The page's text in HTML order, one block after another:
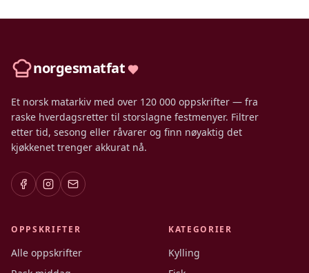
norgesmatfat
Et norsk matarkiv med over 120 000 oppskrifter — fra
raske hverdagsretter til storslagne festmenyer. Filtrer
etter tid, sesong eller råvarer og finn nøyaktig det
kjøkkenet trenger akkurat nå.
OPPSKRIFTER
Alle oppskrifter
KATEGORIER
Kylling